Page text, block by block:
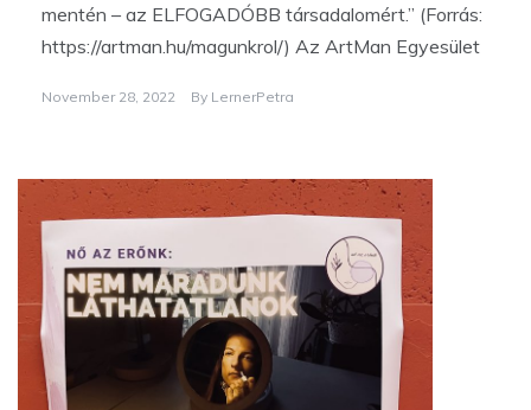
mentén – az ELFOGADÓBB társadalomért.” (Forrás:
https://artman.hu/magunkrol/) Az ArtMan Egyesület
November 28, 2022 By LernerPetra